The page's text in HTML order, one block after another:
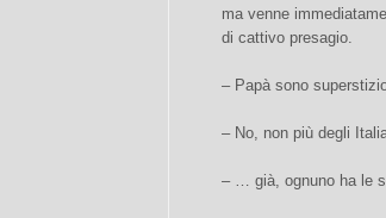
ma venne
di cattivo presagio.
– Papà sono
– No, non più degli
– … già, ognuno ha le